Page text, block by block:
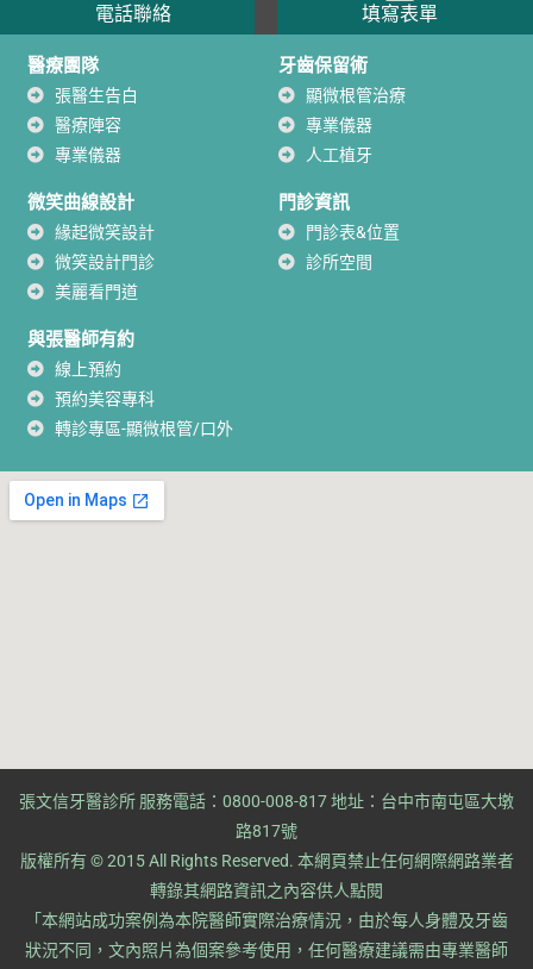
電話聯絡 填寫表單
醫療團隊
張醫生告白
醫療陣容
專業儀器
牙齒保留術
顯微根管治療
專業儀器
人工植牙
微笑曲線設計
緣起微笑設計
微笑設計門診
美麗看門道
門診資訊
門診表&位置
診所空間
與張醫師有約
線上預約
預約美容專科
轉診專區-顯微根管/口外
張文信牙醫診所 服務電話：0800-008-817 地址：台中市南屯區大墩
路817號
版權所有 © 2015 All Rights Reserved. ​本網頁禁止任何網際網路業者
轉錄其網路資訊之內容供人點閱
​「本網站成功案例為本院醫師實際治療情況，由於每人身體及牙齒
狀況不同，文內照片為個案參考使用，任何醫療建議需由專業醫師